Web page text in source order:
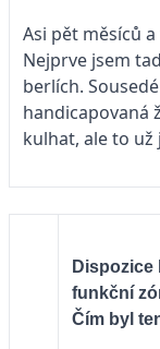
Asi pět měsíců
Nejprve jsem
berlích.
handicapovaná
kulhat, ale to už
Dispozice
funkční
Čím byl